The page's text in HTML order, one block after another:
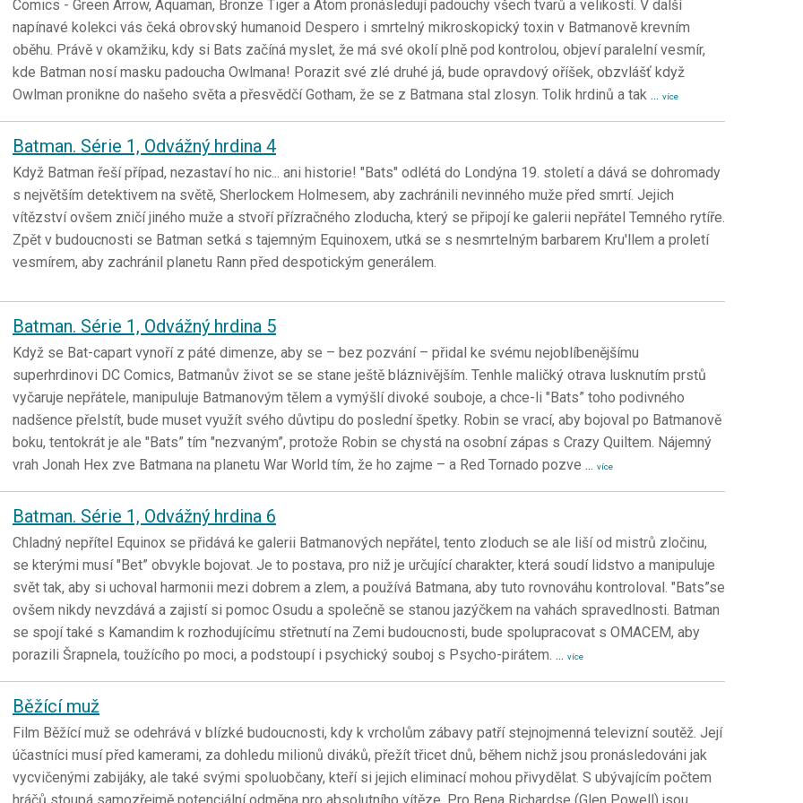
Comics - Green Arrow, Aquaman, Bronze Tiger a Atom pronásledují padouchy všech tvarů a velikostí. V další
napínavé kolekci vás čeká obrovský humanoid Despero i smrtelný mikroskopický toxin v Batmanově krevním
oběhu. Právě v okamžiku, kdy si Bats začíná myslet, že má své okolí plně pod kontrolou, objeví paralelní vesmír,
kde Batman nosí masku padoucha Owlmana! Porazit své zlé druhé já, bude opravdový oříšek, obzvlášť když
Owlman pronikne do našeho světa a přesvědčí Gotham, že se z Batmana stal zlosyn. Tolik hrdinů a tak ... více
Batman. Série 1, Odvážný hrdina 4
Když Batman řeší případ, nezastaví ho nic... ani historie! "Bats" odlétá do Londýna 19. století a dává se dohromady
s největším detektivem na světě, Sherlockem Holmesem, aby zachránili nevinného muže před smrtí. Jejich
vítězství ovšem zničí jiného muže a stvoří přízračného zloducha, který se připojí ke galerii nepřátel Temného rytíře.
Zpět v budoucnosti se Batman setká s tajemným Equinoxem, utká se s nesmrtelným barbarem Kru'llem a proletí
vesmírem, aby zachránil planetu Rann před despotickým generálem.
Batman. Série 1, Odvážný hrdina 5
Když se Bat-capart vynoří z páté dimenze, aby se – bez pozvání – přidal ke svému nejoblíbenějšímu
superhrdinovi DC Comics, Batmanův život se se stane ještě bláznivějším. Tenhle maličký otrava lusknutím prstů
vyčaruje nepřátele, manipuluje Batmanovým tělem a vymýšlí divoké souboje, a chce-li "Bats” toho podivného
nadšence přelstít, bude muset využít svého důvtipu do poslední špetky. Robin se vrací, aby bojoval po Batmanově
boku, tentokrát je ale "Bats” tím "nezvaným”, protože Robin se chystá na osobní zápas s Crazy Quiltem. Nájemný
vrah Jonah Hex zve Batmana na planetu War World tím, že ho zajme – a Red Tornado pozve ... více
Batman. Série 1, Odvážný hrdina 6
Chladný nepřítel Equinox se přidává ke galerii Batmanových nepřátel, tento zloduch se ale liší od mistrů zločinu,
se kterými musí "Bet” obvykle bojovat. Je to postava, pro niž je určující charakter, která soudí lidstvo a manipuluje
svět tak, aby si uchoval harmonii mezi dobrem a zlem, a používá Batmana, aby tuto rovnováhu kontroloval. "Bats”se
ovšem nikdy nevzdává a zajistí si pomoc Osudu a společně se stanou jazýčkem na vahách spravedlnosti. Batman
se spojí také s Kamandim k rozhodujícímu střetnutí na Zemi budoucnosti, bude spolupracovat s OMACEM, aby
porazili Šrapnela, toužícího po moci, a podstoupí i psychický souboj s Psycho-pirátem. ... více
Běžící muž
Film Běžící muž se odehrává v blízké budoucnosti, kdy k vrcholům zábavy patří stejnojmenná televizní soutěž. Její
účastníci musí před kamerami, za dohledu milionů diváků, přežít třicet dnů, během nichž jsou pronásledováni jak
vycvičenými zabijáky, ale také svými spoluobčany, kteří si jejich eliminací mohou přivydělat. S ubývajícím počtem